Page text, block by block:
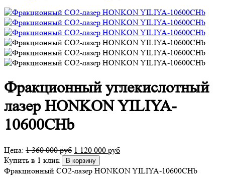
Фракционный углекислотный
лазер HONKON YILIYA-
10600CHb
Цена: 1 360 000руб 1 120 000 руб
Купить в 1 клик
В корзину
Фракционный СО2-лазер HONKON YILIYA-10600CHb